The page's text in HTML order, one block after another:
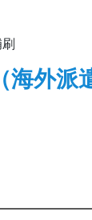
海外派